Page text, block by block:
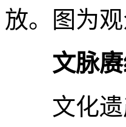
放。图为观
文脉
文化遗产